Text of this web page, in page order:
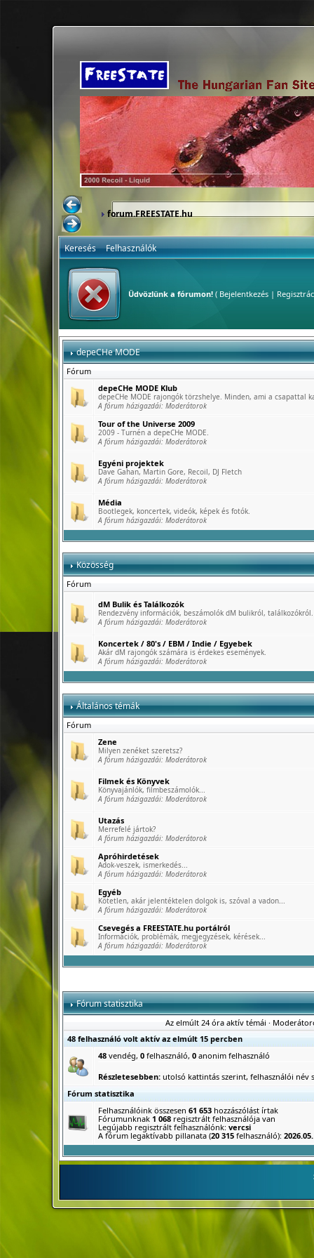
forum.FREESTATE.hu
Keresés Felhasználók
Üdvözlünk a fórumon!( Bejelentkezés|
depeCHe MODE
Fórum
depeCHe MODE Klub
depeCHe MODE rajongók törzshelye. Minden, ami a csapattal
A fórum házigazdái: Moderátorok
Tour of the Universe 2009
2009 - Turnén a depeCHe MODE.
A fórum házigazdái: Moderátorok
Egyéni projektek
Dave Gahan, Martin Gore, Recoil, DJ Fletch
A fórum házigazdái: Moderátorok
Média
Bootlegek, koncertek, videók, képek és fotók.
A fórum házigazdái: Moderátorok
Közösség
Fórum
dM Bulik és Találkozók
Rendezvény információk, beszámolók dM bulikról, találkozókról.
A fórum házigazdái: Moderátorok
Koncertek / 80's / EBM / Indie / Egyebek
Akár dM rajongók számára is érdekes események.
A fórum házigazdái: Moderátorok
Általános témák
Fórum
Zene
Milyen zenéket szeretsz?
A fórum házigazdái: Moderátorok
Filmek és Könyvek
Könyvajánlók, filmbeszámolók...
A fórum házigazdái: Moderátorok
Utazás
Merrefelé jártok?
A fórum házigazdái: Moderátorok
Apróhirdetések
Adok-veszek, ismerkedés...
A fórum házigazdái: Moderátorok
Egyéb
Kötetlen, akár jelentéktelen dolgok is, szóval a vadon...
A fórum házigazdái: Moderátorok
Csevegés a FREESTATE.hu portálról
Információk, problémák, megjegyzések, kérések...
A fórum házigazdái: Moderátorok
Fórum statisztika
Az elmúlt 24 óra aktív témái ·
48 felhasználó volt aktív az elmúlt 15 percben
48vendég, 0felhasználó, 0anonim felhasználó
Részletesebben: utolsó kattintás szerint, felhasználói név
Fórum statisztika
Felhasználóink összesen 61 653hozzászólást írtak
Fórumunknak 1 068regisztrált felhasználója van
Legújabb regisztrált felhasználónk: vercsi
A fórum legaktívabb pillanata (20 315felhasználó):